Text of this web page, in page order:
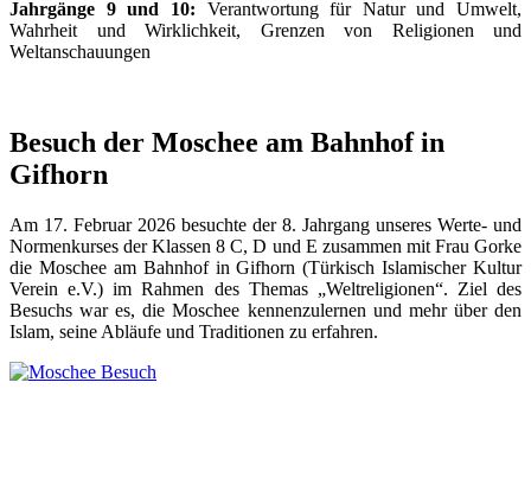
Jahrgänge 9 und 10: Verantwortung für Natur und Umwelt,
Wahrheit und Wirklichkeit, Grenzen von Religionen und
Weltanschauungen
Besuch der Moschee am Bahnhof in
Gifhorn
Am 17. Februar 2026 besuchte der 8. Jahrgang unseres Werte- und
Normenkurses der Klassen 8 C, D und E zusammen mit Frau Gorke
die Moschee am Bahnhof in Gifhorn (Türkisch Islamischer Kultur
Verein e.V.) im Rahmen des Themas „Weltreligionen“. Ziel des
Besuchs war es, die Moschee kennenzulernen und mehr über den
Islam, seine Abläufe und Traditionen zu erfahren.